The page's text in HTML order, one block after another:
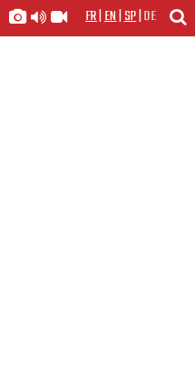
FR|EN|SP|DE